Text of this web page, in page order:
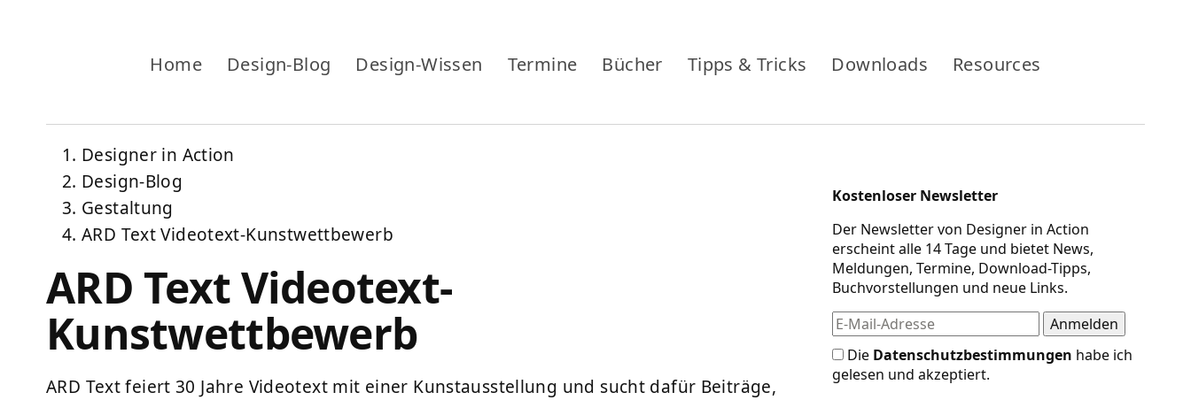
Home Design-Blog Design-Wissen Termine Bücher Tipps & Tricks Downloads Resources
Designer in Action
Design-Blog
Gestaltung
ARD Text Videotext-Kunstwettbewerb
ARD Text Videotext-
Kunstwettbewerb
ARD Text feiert 30 Jahre Videotext mit einer Kunstausstellung und sucht dafür Beiträge,
Kostenloser Newsletter
Der Newsletter von Designer in Action
erscheint alle 14 Tage und bietet News,
Meldungen, Termine, Download-Tipps,
Buchvorstellungen und neue Links.
Die Datenschutzbestimmungen habe ich
gelesen und akzeptiert.